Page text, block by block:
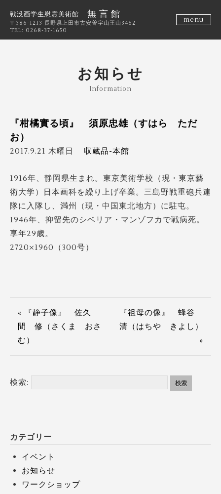
戦没画学生慰霊美術館 無 言 館
〒386-1213 長野県上田市古安曽字山王山3462
TEL: 0268-37-1650
menu
お知らせ
Information
『柑橘實る頃』 須原忠雄（すはら ただ
お）
2017.9.21 木曜日 収蔵品-本館
1916年、静岡県生まれ。東京美術学校（現・東京藝
術大学）日本画科を繰り上げ卒業。三島野戦重砲兵連
隊に入隊し、満州（現・中国東北地方）に駐屯。
1946年、抑留先のシベリア・マンゾフカで戦病死。
享年29歳。
2720×1960（300号）
« 『静子像』 佐久
間 修（さくま おさ
む）
『祖母の像』 蜂谷
清（はちや きよし）
»
検索:
カテゴリー
イベント
お知らせ
ワークショップ